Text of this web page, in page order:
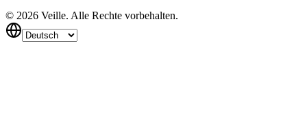
© 2026 Veille. Alle Rechte vorbehalten.